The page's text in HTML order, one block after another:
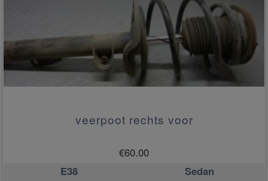
veerpoot rechts voor
€60.00
E38
Sedan